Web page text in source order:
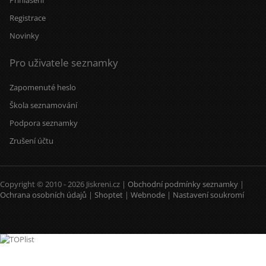
Registrace
Novinky
Pro uživatele seznamky
Zapomenuté heslo
Škola seznamování
Podpora seznamky
Zrušení účtu
Copyright © 2010 - 2026 Jiskreni.cz | Obchodní podmínky seznamky |
Ochrana osobních údajů | Shoptet | Webnode | Nastavení soukromí